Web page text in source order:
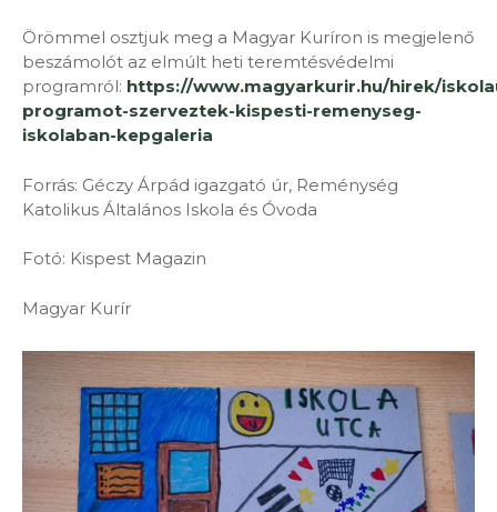
Örömmel osztjuk meg a Magyar Kuríron is megjelenő
beszámolót az elmúlt heti teremtésvédelmi
programról: https://www.magyarkurir.hu/hirek/
programot-szerveztek-kispesti-remenyseg-
iskolaban-kepgaleria
Forrás: Géczy Árpád igazgató úr, Reménység
Katolikus Általános Iskola és Óvoda
Fotó: Kispest Magazin
Magyar Kurír